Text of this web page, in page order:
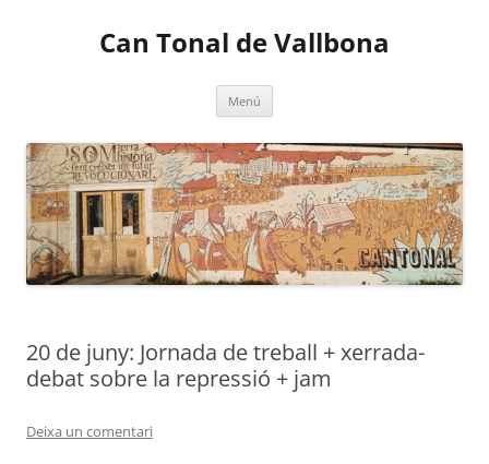
Can Tonal de Vallbona
Menú
20 de juny: Jornada de treball + xerrada-
debat sobre la repressió + jam
Deixa un comentari